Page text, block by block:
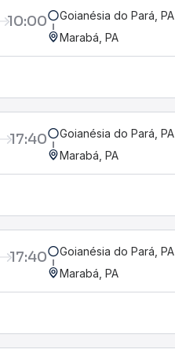
10:00
Goianésia do Pará, PA
Marabá, PA
17:40
Goianésia do Pará, PA
Marabá, PA
17:40
Goianésia do Pará, PA
Marabá, PA